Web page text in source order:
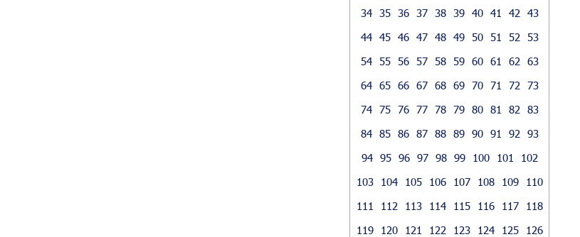
34 35 36 37 38 39 40 41 42
43
44 45 46 47 48 49 50 51 52
53
54 55 56 57 58 59 60 61 62
63
64 65 66 67 68 69 70 71 72
73
74 75 76 77 78 79 80 81 82
83
84 85 86 87 88 89 90 91 92
93
94 95 96 97 98 99 100 101
102
103
104 105 106 107 108 109
110
111
112 113 114 115 116 117
118
119
120 121 122 123 124 125
126